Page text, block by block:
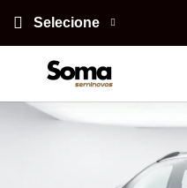
Selecione